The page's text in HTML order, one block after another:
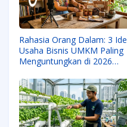
Rahasia Orang Dalam: 3 Ide
Usaha Bisnis UMKM Paling
Menguntungkan di 2026